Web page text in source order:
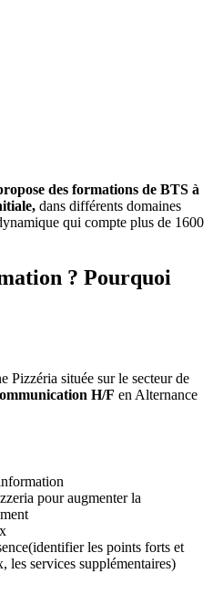
des formations de BTS à
dans différents domaines
qui compte plus de 1600
? Pourquoi
Pizzéria située sur le secteur de
H/F en Alternance
pour augmenter la
les points forts et
les services supplémentaires)